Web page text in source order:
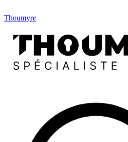
Thoumyre